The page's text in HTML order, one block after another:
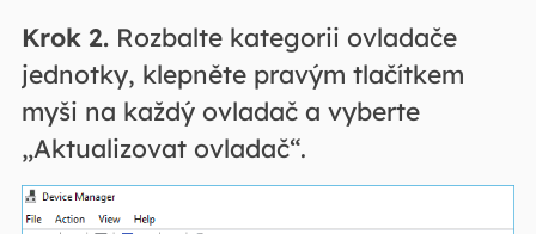
Krok 2.Rozbalte kategorii ovladače
jednotky, klepněte pravým tlačítkem
myši na každý ovladač a vyberte
„Aktualizovat ovladač“.